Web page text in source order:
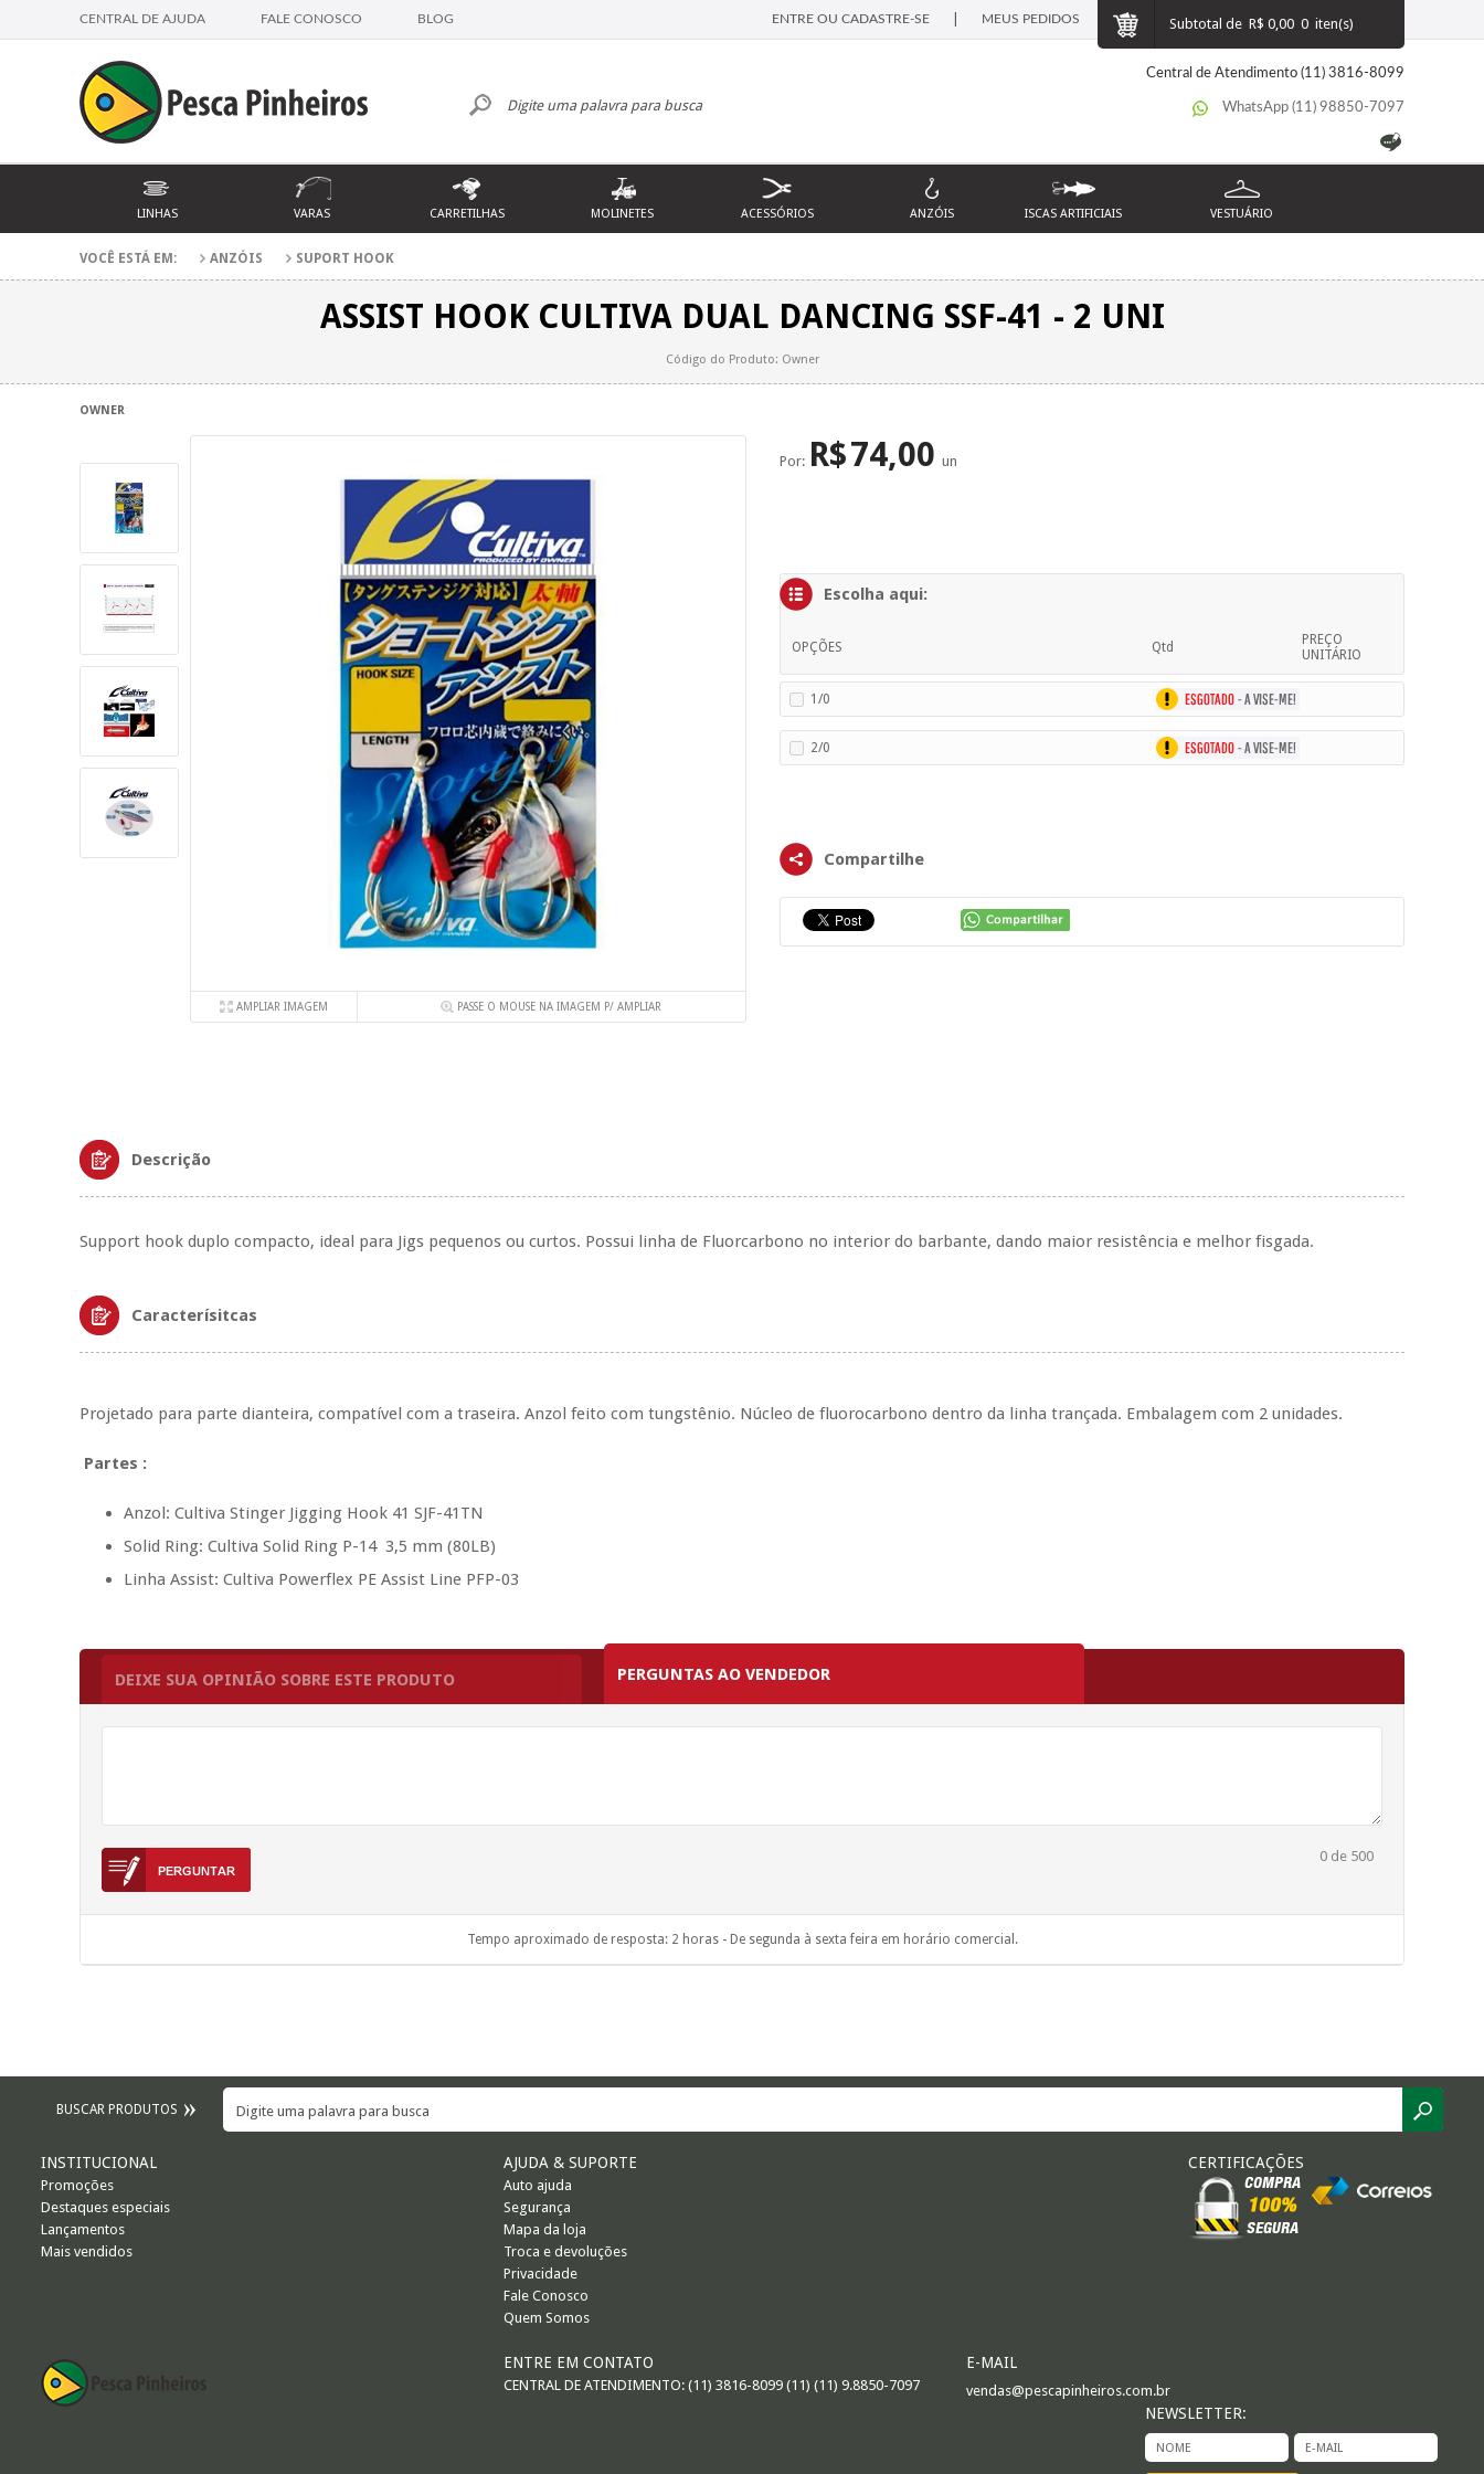
CENTRAL DE AJUDA FALE CONOSCO BLOG ENTRE OU CADASTRE-SE MEUS PEDIDOS 0 iten(s)
Subtotal de R$ 0,00
Central de Atendimento (11) 3816-8099
WhatsApp (11) 98850-7097
LINHAS VARAS CARRETILHAS MOLINETES ACESSÓRIOS ANZÓIS ISCAS ARTIFICIAIS VESTUÁRIO
VOCÊ ESTÁ EM: ANZÓIS SUPORT HOOK
ASSIST HOOK CULTIVA DUAL DANCING SSF-41 - 2 UNI
Código do Produto: Owner
OWNER
AMPLIAR IMAGEM PASSE O MOUSE NA IMAGEM P/ AMPLIAR
Por: R$74,00 un
Escolha aqui:
OPÇÕES Qtd
PREÇO
UNITÁRIO
1/0
2/0
Compartilhe
Descrição
Support hook duplo compacto, ideal para Jigs pequenos ou curtos. Possui linha de Fluorcarbono no interior do barbante, dando maior resistência e melhor fisgada.
Caracterísitcas
Projetado para parte dianteira, compatível com a traseira. Anzol feito com tungstênio. Núcleo de fluorocarbono dentro da linha trançada. Embalagem com 2 unidades.
Partes :
Anzol: Cultiva Stinger Jigging Hook 41 SJF-41TN
Solid Ring: Cultiva Solid Ring P-143,5 mm (80LB)
Linha Assist: Cultiva Powerflex PE Assist Line PFP-03
DEIXE SUA OPINIÃO SOBRE ESTE PRODUTO PERGUNTAS AO VENDEDOR
0 de 500
Tempo aproximado de resposta: 2 horas - De segunda à sexta feira em horário comercial.
BUSCAR PRODUTOS
INSTITUCIONAL
Promoções
Destaques especiais
Lançamentos
Mais vendidos
AJUDA & SUPORTE
Auto ajuda
Segurança
Mapa da loja
Troca e devoluções
Privacidade
Fale Conosco
Quem Somos
CERTIFICAÇÕES
ENTRE EM CONTATO
CENTRAL DE ATENDIMENTO: (11) 3816-8099 (11) (11) 9.8850-7097
E-MAIL
vendas@pescapinheiros.com.br
NEWSLETTER: